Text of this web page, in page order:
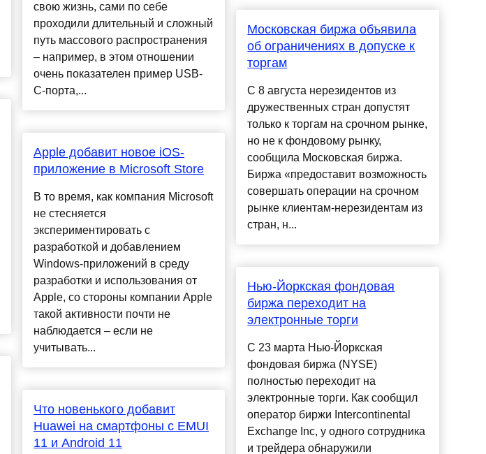
свою жизнь, сами по себе
проходили длительный и сложный
путь массового распространения
– например, в этом отношении
очень показателен пример USB-
C-порта,...
Apple добавит новое iOS-
приложение в Microsoft Store
В то время, как компания Microsoft
не стесняется
экспериментировать с
разработкой и добавлением
Windows-приложений в среду
разработки и использования от
Apple, со стороны компании Apple
такой активности почти не
наблюдается – если не
учитывать...
Что новенького добавит
Huawei на смартфоны с EMUI
11 и Android 11
Московская биржа объявила
об ограничениях в допуске к
торгам
С 8 августа нерезидентов из
дружественных стран допустят
только к торгам на срочном рынке,
но не к фондовому рынку,
сообщила Московская биржа.
Биржа «предоставит возможность
совершать операции на срочном
рынке клиентам-нерезидентам из
стран, н...
Нью-Йоркская фондовая
биржа переходит на
электронные торги
С 23 марта Нью-Йоркская
фондовая биржа (NYSE)
полностью переходит на
электронные торги. Как сообщил
оператор биржи Intercontinental
Exchange Inc, у одного сотрудника
и трейдера обнаружили